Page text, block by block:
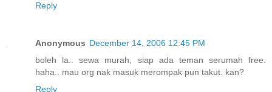
Reply
Anonymous December 14, 2006 12:45 PM
boleh la.. sewa murah, siap ada teman serumah free.
haha.. mau org nak masuk merompak pun takut. kan?
Reply